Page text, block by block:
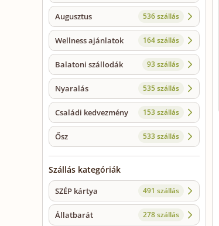
Augusztus 536 szállás
Wellness ajánlatok 164 szállás
Balatoni szállodák 93 szállás
Nyaralás 535 szállás
Családi kedvezmény 153 szállás
Ősz 533 szállás
Szállás kategóriák
SZÉP kártya 491 szállás
Állatbarát 278 szállás